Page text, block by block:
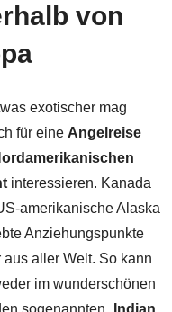
von
exotischer mag
für eine Angelreise
interessieren. Kanada
amerikanische Alaska
Anziehungspunkte
aus aller Welt. So kann
im wunderschönen
sogenannten „ Indian